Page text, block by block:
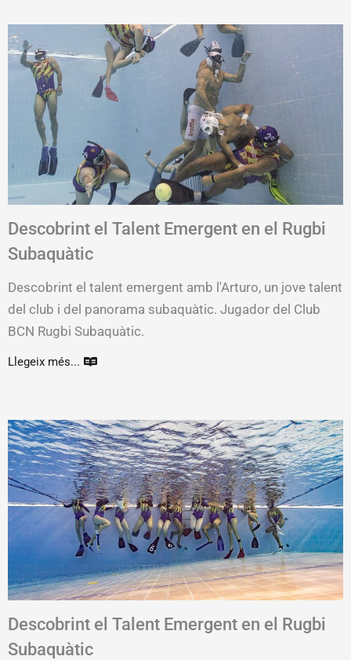
Descobrint el Talent Emergent en el Rugbi
Subaquàtic
Descobrint el talent emergent amb l'Arturo, un jove talent
del club i del panorama subaquàtic. Jugador del Club
BCN Rugbi Subaquàtic.
Llegeix més...
Descobrint el Talent Emergent en el Rugbi
Subaquàtic